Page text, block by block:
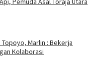
Marlin : Bekerja
Kolaborasi